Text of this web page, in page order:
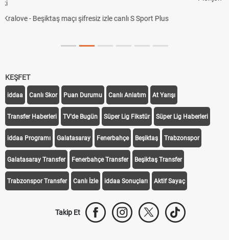
KEŞFET
iddaa Canlı Skor Puan Durumu Canlı Anlatım At Yarışı
Transfer Haberleri TV'de Bugün Süper Lig Fikstür Süper Lig Haberleri
iddaa Programı Galatasaray Fenerbahçe Beşiktaş Trabzonspor
Galatasaray Transfer Fenerbahçe Transfer Beşiktaş Transfer
Trabzonspor Transfer Canlı İzle iddaa Sonuçları Aktif Sayaç
Takip Et